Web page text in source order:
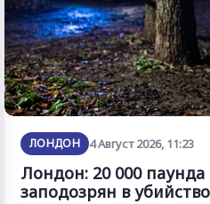
ЛОНДОН 4 Август 2026, 11:23
Лондон: 20 000 паунда
заподозрян в убийство